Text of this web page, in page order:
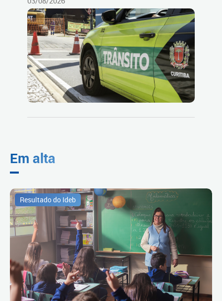
Em alta
Resultado do Ideb